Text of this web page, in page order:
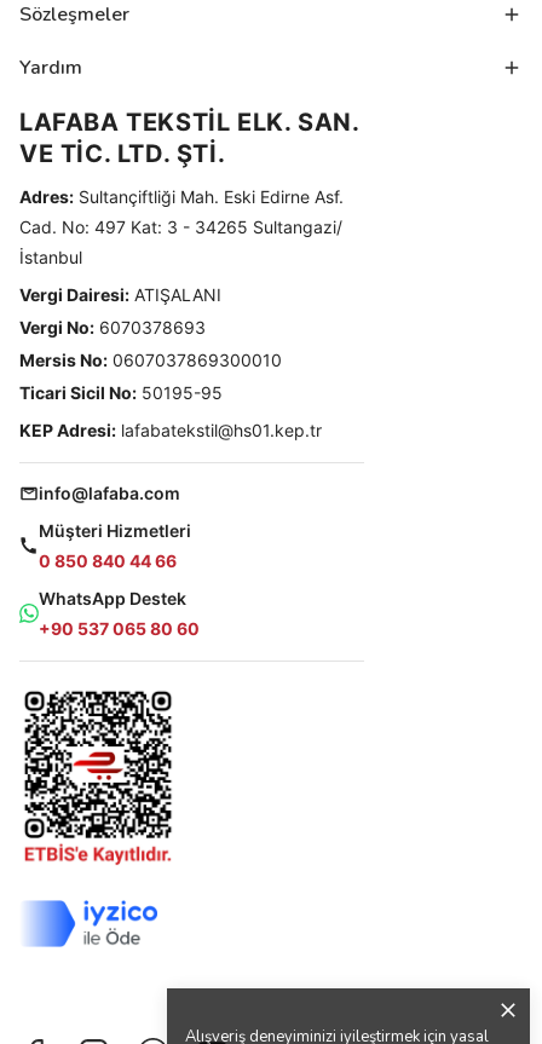
Alışveriş deneyiminizi iyileştirmek için yasal
Sözleşmeler
Yardım
LAFABA TEKSTİL ELK. SAN.
VE TİC. LTD. ŞTİ.
Adres: Sultançiftliği Mah. Eski Edirne Asf.
Cad. No: 497 Kat: 3 - 34265 Sultangazi/
İstanbul
Vergi Dairesi: ATIŞALANI
Vergi No: 6070378693
Mersis No: 0607037869300010
Ticari Sicil No: 50195-95
KEP Adresi: lafabatekstil@hs01.kep.tr
info@lafaba.com
Müşteri Hizmetleri
0 850 840 44 66
WhatsApp Destek
+90 537 065 80 60